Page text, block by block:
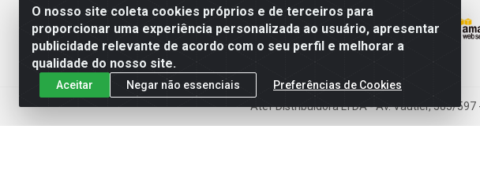
O nosso site coleta cookies próprios e de terceiros para
proporcionar uma experiência personalizada ao usuário, apresentar
publicidade relevante de acordo com o seu perfil e melhorar a
qualidade do nosso site.
Aceitar Negar não essenciais Preferências de Cookies
Atef Distribuidora LTDA - Av. Vautier, 585/